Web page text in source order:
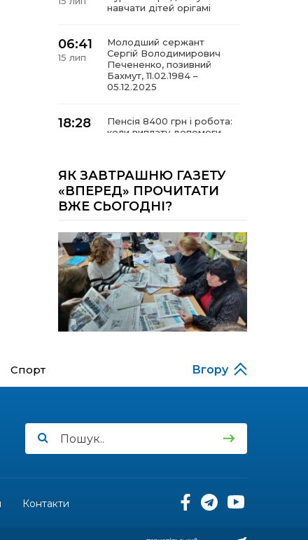
навчати дітей орігамі
06:41
15 лип
Молодший сержант
Сергій Володимирович
Печененко, позивний
Бахмут, 11.02.1984 –
05.12.2025
18:28
Пенсія 8400 грн і робота:
коли виплату допомоги
18:24
14 лип
В Україні створять
Координаційну раду з
питань ВПО та
за кордону
18:15
14 лип
Бахмутський код на
Гощанщині: коли традиції
єднають громади
17:25
Маленькі бахмутяни у
10 лип
Морські мушлі в техніці
макраме
17:07
10 лип
Бахмутяни вибороли
настільного тенісу
08 лип
Юна бахмутянка Кіра
Радченко долучилася до
унікального інклюзивного
проєкту «КОЛО
ЯК ЗАВТРАШНЮ ГАЗЕТУ
«ВПЕРЕД» ПРОЧИТАТИ
ВЖЕ СЬОГОДНІ?
Спорт Вгору
Контакти